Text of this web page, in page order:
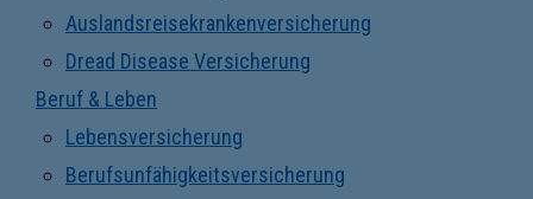
Auslandsreisekrankenversicherung
Dread Disease Versicherung
Beruf & Leben
Lebensversicherung
Berufsunfähigkeitsversicherung